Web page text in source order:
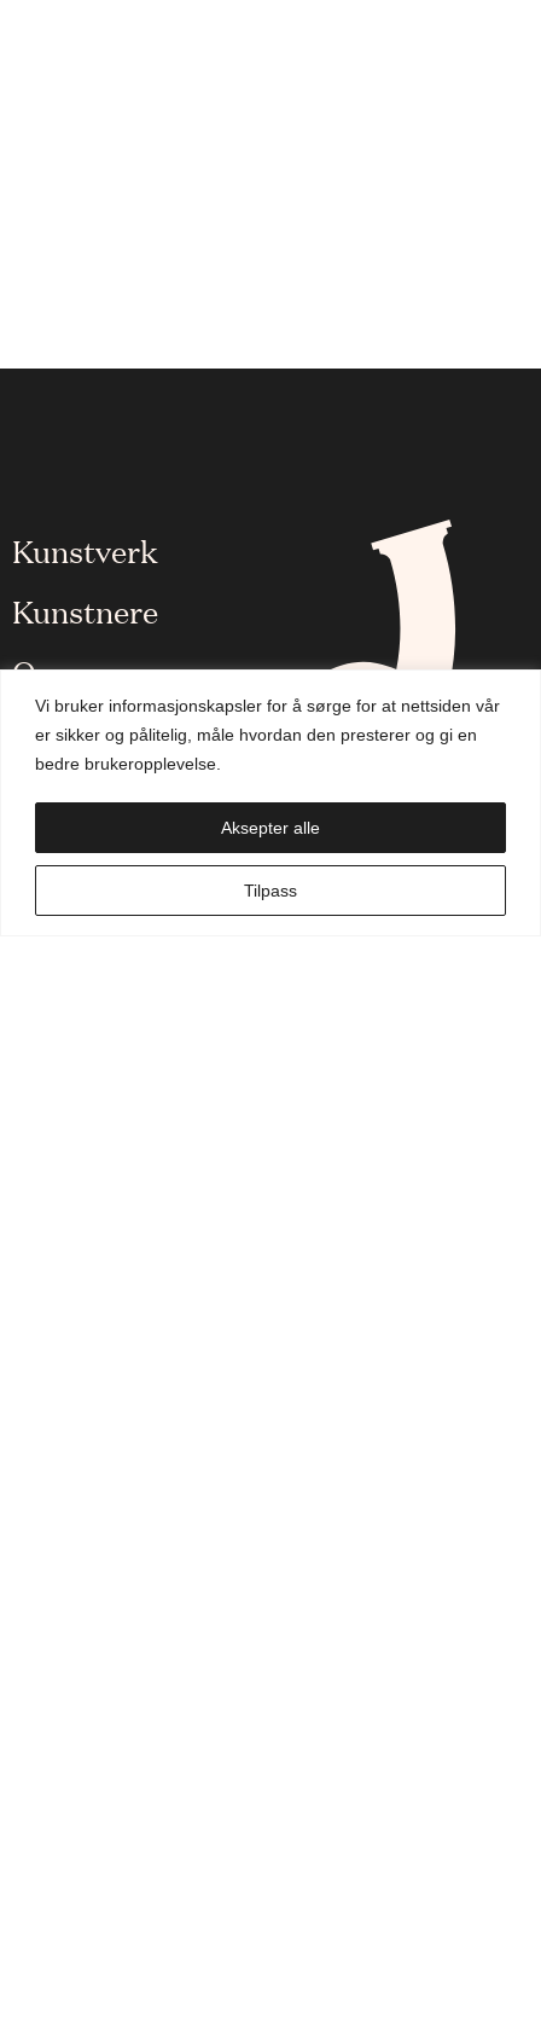
Vi bruker informasjonskapsler for å sørge for at nettsiden vår
er sikker og pålitelig, måle hvordan den presterer og gi en
bedre brukeropplevelse.
Tilpass
Aksepter alle
Kunstverk
Kunstnere
Om oss
Aktuelt
Handlekurv
NO